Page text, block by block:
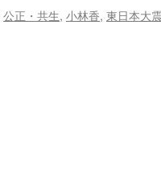
公正・共生, 小林香, 東日本大